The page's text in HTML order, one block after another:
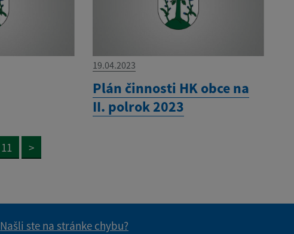
19.04.2023
Plán činnosti HK obce na
II. polrok 2023
11 >
Našli ste na stránke chybu?